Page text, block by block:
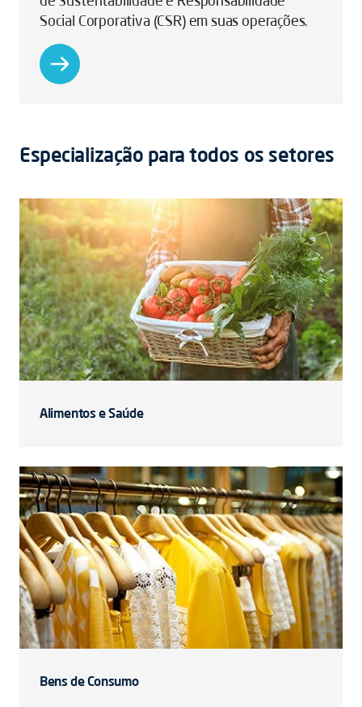
Social Corporativa (CSR) em suas operações.
Especialização para todos os setores
Alimentos e Saúde
Bens de Consumo